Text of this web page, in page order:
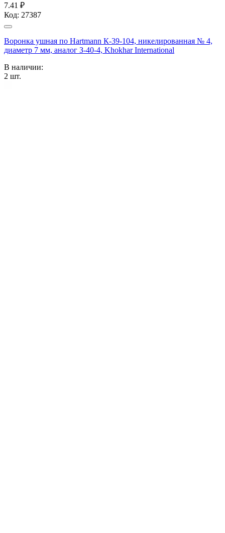
7.41 ₽
Код: 27387
Воронка ушная по Hartmann К-39-104, никелированная № 4,
диаметр 7 мм, аналог З-40-4, Khokhar International
В наличии:
2 шт.